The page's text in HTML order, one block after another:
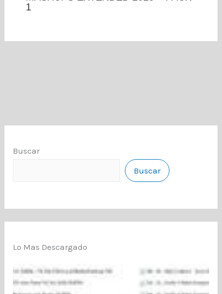
Buscar
Buscar
Lo Mas Descargado
1